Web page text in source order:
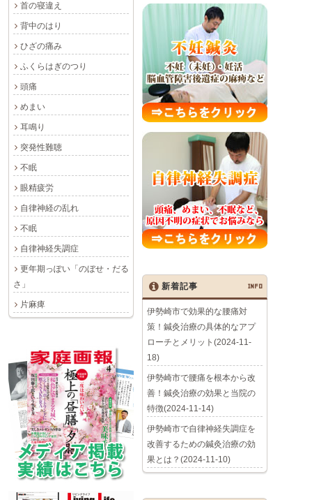
首の寝違え
背中のはり
ひざの痛み
ふくらはぎのつり
頭痛
めまい
耳鳴り
突発性難聴
不眠
眼精疲労
自律神経の乱れ
不眠
自律神経失調症
更年期っぽい「のぼせ・だる
さ」
片麻痺
新着記事 INFO
伊勢崎市で効果的な腰痛対
策！鍼灸治療の具体的なアプ
ローチとメリット(2024-11-
18)
伊勢崎市で腰痛を根本から改
善！鍼灸治療の効果と当院の
特徴(2024-11-14)
伊勢崎市で自律神経失調症を
改善するための鍼灸治療の効
果とは？(2024-11-10)